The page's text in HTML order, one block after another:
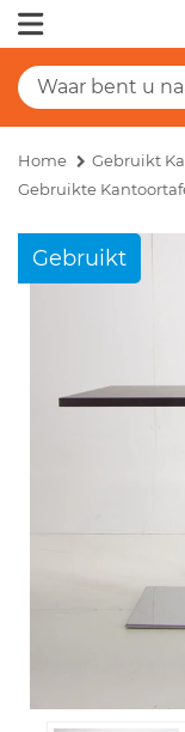
Home
Gebruikt
Gebruikte
Gebruikt